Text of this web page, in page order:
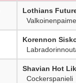
Lothians
Korennon
Shavian Hot
Cockerspanieli